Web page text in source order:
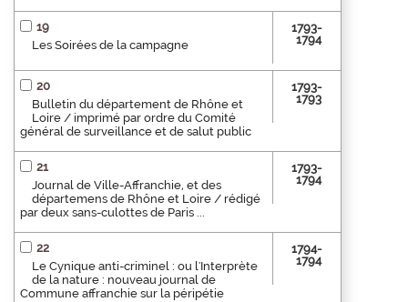
19
Les Soirées de la campagne
1793-
1794
20
Bulletin du département de Rhône et
Loire / imprimé par ordre du Comité
général de surveillance et de salut public
1793-
1793
21
Journal de Ville-Affranchie, et des
départemens de Rhône et Loire / rédigé
par deux sans-culottes de Paris ...
1793-
1794
22
Le Cynique anti-criminel : ou l'Interprète
de la nature : nouveau journal de
Commune affranchie sur la péripétie
1794-
1794